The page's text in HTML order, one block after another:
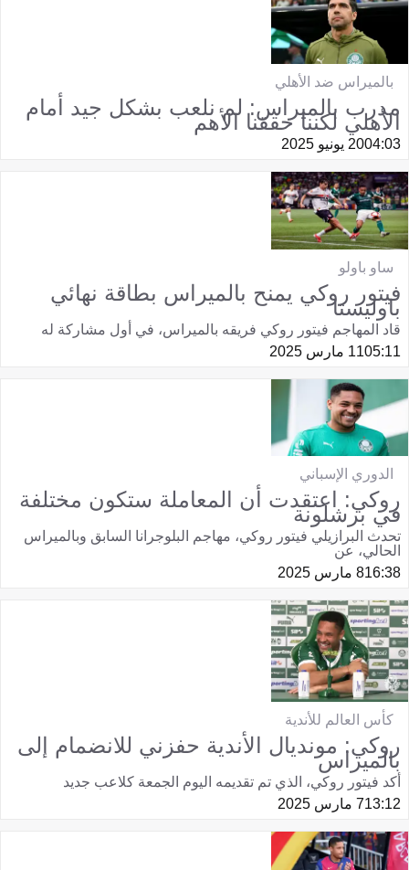
بالميراس ضد الأهلي
مدرب بالميراس: لم نلعب بشكل جيد أمام
الأهلي لكننا حققنا الأهم
04:0320 يونيو 2025
ساو باولو
فيتور روكي يمنح بالميراس بطاقة نهائي
باوليستا
قاد المهاجم فيتور روكي فريقه بالميراس، في أول مشاركة له
05:1111 مارس 2025
الدوري الإسباني
روكي: اعتقدت أن المعاملة ستكون مختلفة
في برشلونة
تحدث البرازيلي فيتور روكي، مهاجم البلوجرانا السابق وبالميراس
الحالي، عن
16:388 مارس 2025
كأس العالم للأندية
روكي: مونديال الأندية حفزني للانضمام إلى
بالميراس
أكد فيتور روكي، الذي تم تقديمه اليوم الجمعة كلاعب جديد
13:127 مارس 2025